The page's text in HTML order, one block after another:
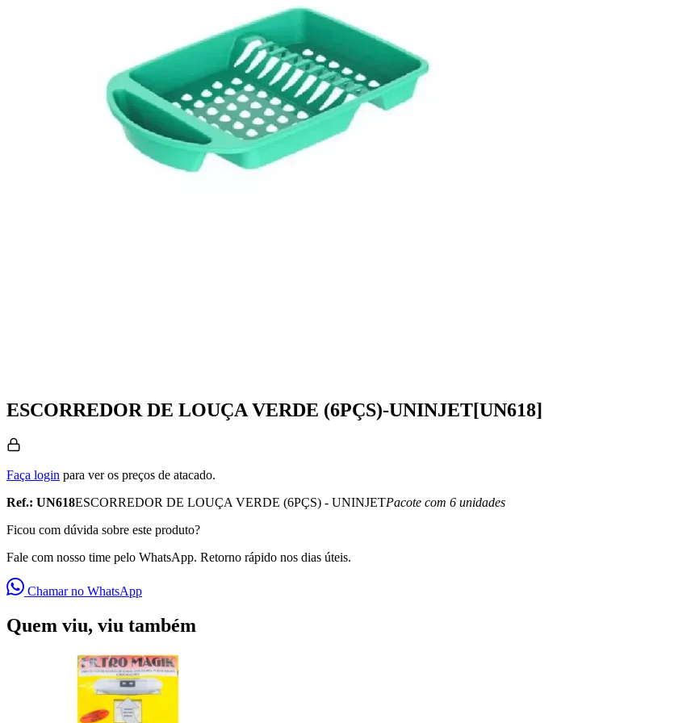
ESCORREDOR DE LOUÇA VERDE (6PÇS)-UNINJET[UN618]
Faça login para ver os preços de atacado.
Ref.: UN618ESCORREDOR DE LOUÇA VERDE (6PÇS) - UNINJETPacote com 6 unidades
Ficou com dúvida sobre este produto?
Fale com nosso time pelo WhatsApp. Retorno rápido nos dias úteis.
Chamar no WhatsApp
Quem viu, viu também